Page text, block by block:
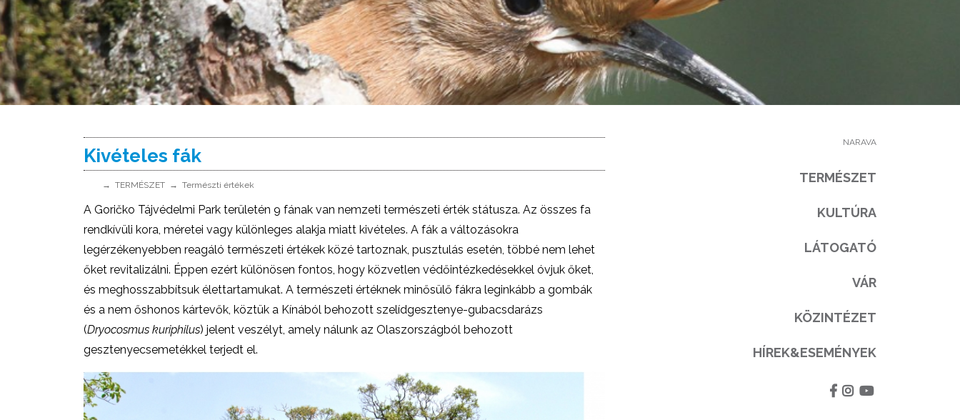
Kivételes fák
TERMÉSZET Természti értékek
A Goričko Tájvédelmi Park területén 9 fának van nemzeti természeti érték státusza. Az összes fa
rendkívüli kora, méretei vagy különleges alakja miatt kivételes. A fák a változásokra
legérzékenyebben reagáló természeti értékek közé tartoznak, pusztulás esetén, többé nem lehet
őket revitalizálni. Éppen ezért különösen fontos, hogy közvetlen védőintézkedésekkel óvjuk őket,
és meghosszabbítsuk élettartamukat. A természeti értéknek minősülő fákra leginkább a gombák
és a nem őshonos kártevők, köztük a Kínából behozott szelídgesztenye-gubacsdarázs
(Dryocosmus kuriphilus) jelent veszélyt, amely nálunk az Olaszországból behozott
gesztenyecsemetékkel terjedt el.
NARAVA
TERMÉSZET
KULTÚRA
LÁTOGATÓ
VÁR
KÖZINTÉZET
HÍREK&ESEMÉNYEK